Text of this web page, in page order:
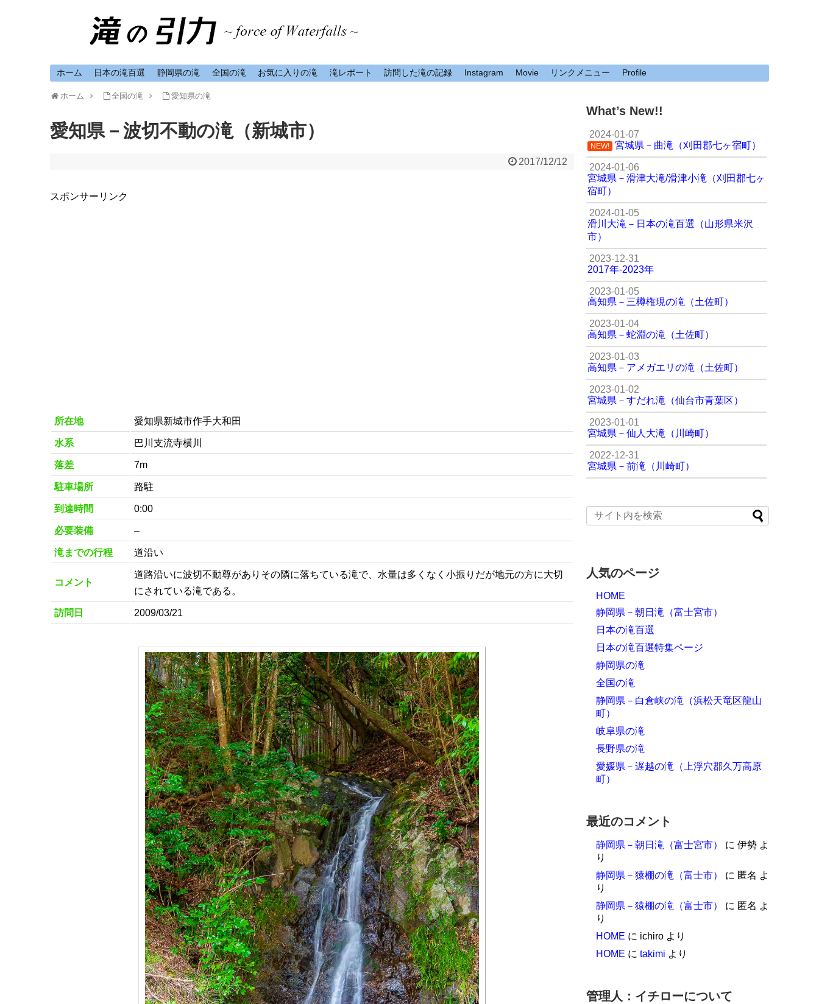
ホーム 日本の滝百選 静岡県の滝 全国の滝 お気に入りの滝 滝レポート 訪問した滝の記録 Instagram Movie リンクメニュー Profile
ホーム 全国の滝 愛知県の滝
愛知県－波切不動の滝（新城市）
2017/12/12
スポンサーリンク
所在地 愛知県新城市作手大和田
水系 巴川支流寺横川
落差 7m
駐車場所 路駐
到達時間 0:00
必要装備 –
滝までの行程 道沿い
コメント
道路沿いに波切不動尊がありその隣に落ちている滝で、水量は多くなく小振りだが地元の方に大切
にされている滝である。
訪問日 2009/03/21
What’s New!!
2024-01-07
NEW! 宮城県－曲滝（刈田郡七ヶ宿町）
2024-01-06
宮城県－滑津大滝/滑津小滝（刈田郡七ヶ
宿町）
2024-01-05
滑川大滝－日本の滝百選（山形県米沢
市）
2023-12-31
2017年-2023年
2023-01-05
高知県－三樽権現の滝（土佐町）
2023-01-04
高知県－蛇淵の滝（土佐町）
2023-01-03
高知県－アメガエリの滝（土佐町）
2023-01-02
宮城県－すだれ滝（仙台市青葉区）
2023-01-01
宮城県－仙人大滝（川崎町）
2022-12-31
宮城県－前滝（川崎町）
人気のページ
HOME
静岡県－朝日滝（富士宮市）
日本の滝百選
日本の滝百選特集ページ
静岡県の滝
全国の滝
静岡県－白倉峡の滝（浜松天竜区龍山
町）
岐阜県の滝
長野県の滝
愛媛県－遅越の滝（上浮穴郡久万高原
町）
最近のコメント
静岡県－朝日滝（富士宮市） に 伊勢 よ
り
静岡県－猿棚の滝（富士市）
に 匿名 よ
り
静岡県－猿棚の滝（富士市）
に 匿名 よ
り
HOME に ichiro より
HOME に takimi より
管理人：イチローについて